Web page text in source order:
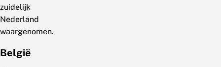
zuidelijk
Nederland
waargenomen.
België